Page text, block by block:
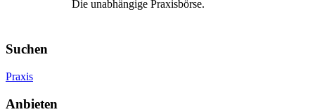
Die unabhängige Praxisbörse.
Suchen
Praxis
Anbieten